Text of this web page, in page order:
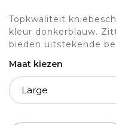
Topkwaliteit
kleur donkerblauw.
bieden uitstekende
Maat kiezen